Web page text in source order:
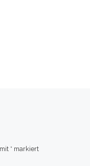
* markiert